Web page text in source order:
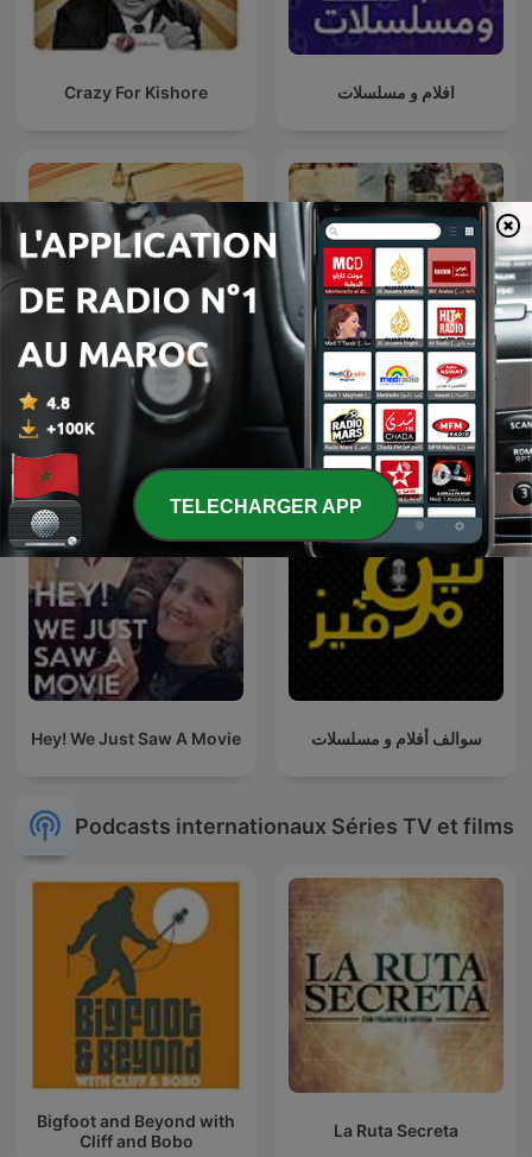
Crazy For Kishore افلام و مسلسلات
Spaghetti Western France
Hey! We Just Saw A Movie سوالف أفلام و مسلسلات
Podcasts internationaux Séries TV et films
Bigfoot and Beyond with
Cliff and Bobo
La Ruta Secreta
TELECHARGER APP